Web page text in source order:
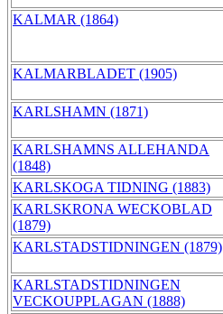
KALMAR (1864)
KALMARBLADET (1905)
KARLSHAMN (1871)
KARLSHAMNS ALLEHANDA
(1848)
KARLSKOGA TIDNING (1883)
KARLSKRONA WECKOBLAD
(1879)
KARLSTADSTIDNINGEN (1879)
KARLSTADSTIDNINGEN
VECKOUPPLAGAN (1888)